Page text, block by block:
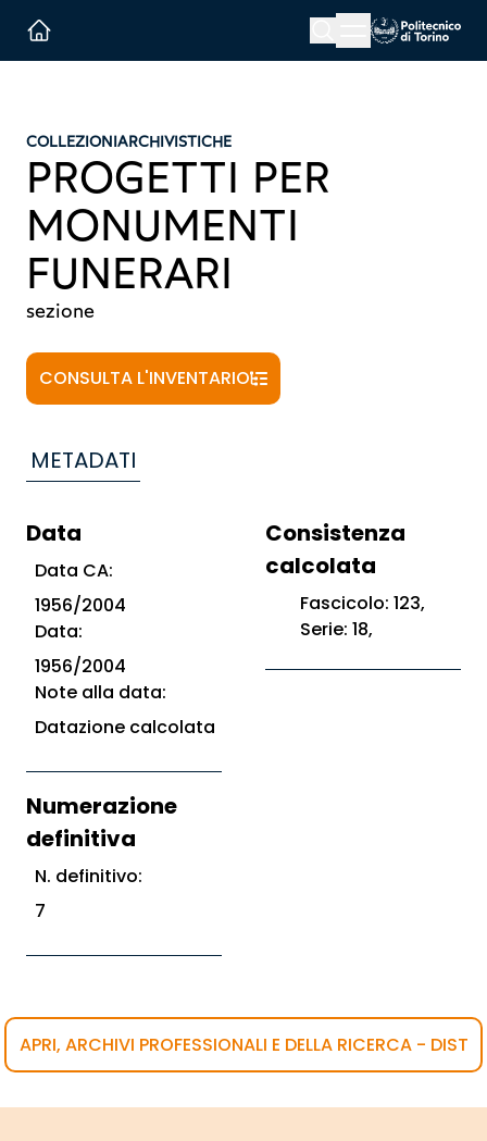
Menu button
COLLEZIONIARCHIVISTICHE
PROGETTI PER
MONUMENTI
FUNERARI
sezione
CONSULTA L'INVENTARIO
METADATI
Data
Data CA:
1956/2004
Data:
1956/2004
Note alla data:
Datazione calcolata
Numerazione
definitiva
N. definitivo:
7
Consistenza
calcolata
Fascicolo: 123,
Serie: 18,
APRI, ARCHIVI PROFESSIONALI E DELLA RICERCA - DIST